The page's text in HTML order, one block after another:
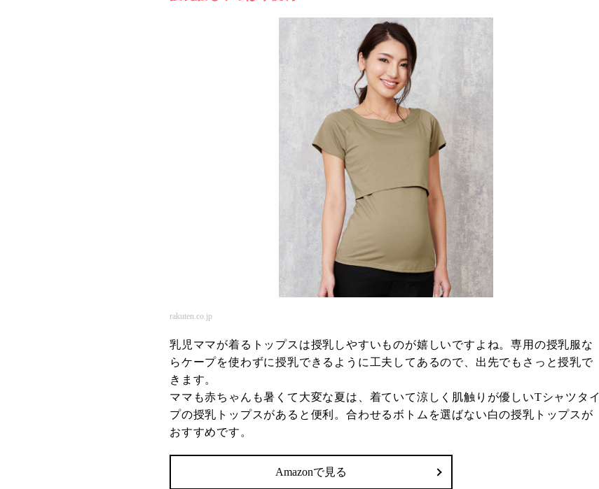
rakuten.co.jp
乳児ママが着るトップスは授乳しやすいものが嬉しいですよね。専用の授乳服な
らケープを使わずに授乳できるように工夫してあるので、出先でもさっと授乳で
きます。
ママも赤ちゃんも暑くて大変な夏は、着ていて涼しく肌触りが優しいTシャツタイ
プの授乳トップスがあると便利。合わせるボトムを選ばない白の授乳トップスが
おすすめです。
Amazonで見る